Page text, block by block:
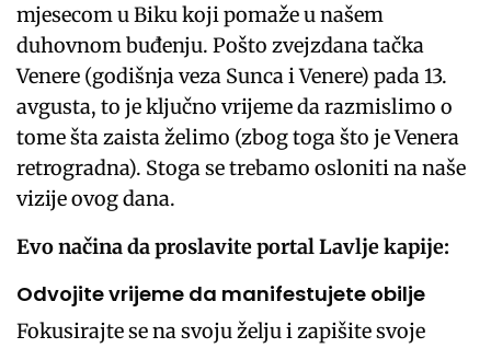
mjesecom u Biku koji pomaže u našem
duhovnom buđenju. Pošto zvejzdana tačka
Venere (godišnja veza Sunca i Venere) pada 13.
avgusta, to je ključno vrijeme da razmislimo o
tome šta zaista želimo (zbog toga što je Venera
retrogradna). Stoga se trebamo osloniti na naše
vizije ovog dana.
Evo načina da proslavite portal Lavlje kapije:
Odvojite vrijeme da manifestujete obilje
Fokusirajte se na svoju želju i zapišite svoje